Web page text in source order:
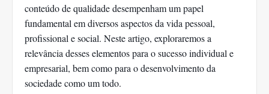
conteúdo de qualidade desempenham um papel
fundamental em diversos aspectos da vida pessoal,
profissional e social. Neste artigo, exploraremos a
relevância desses elementos para o sucesso individual e
empresarial, bem como para o desenvolvimento da
sociedade como um todo.